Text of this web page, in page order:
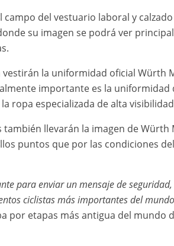
del vestuario laboral y
su imagen se podrá ver
la uniformidad oficial Würth
importante es la uniformidad
ropa especializada de alta
llevarán la imagen de Würth
puntos que por las condiciones
para enviar un mensaje de
ciclistas más importantes del mundo
por etapas más antigua del mundo